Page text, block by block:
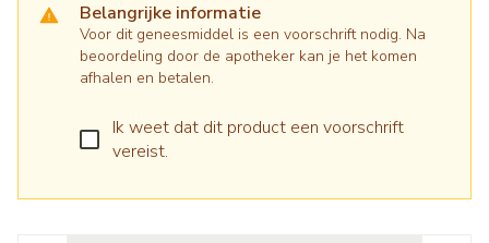
Belangrijke informatie
Voor dit geneesmiddel is een voorschrift nodig. Na
beoordeling door de apotheker kan je het komen
afhalen en betalen.
Ik weet dat dit product een voorschrift
vereist.